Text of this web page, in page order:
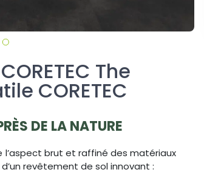
The
CORETEC
DE LA NATURE
l’aspect brut et raffiné des matériaux
revêtement de sol innovant :